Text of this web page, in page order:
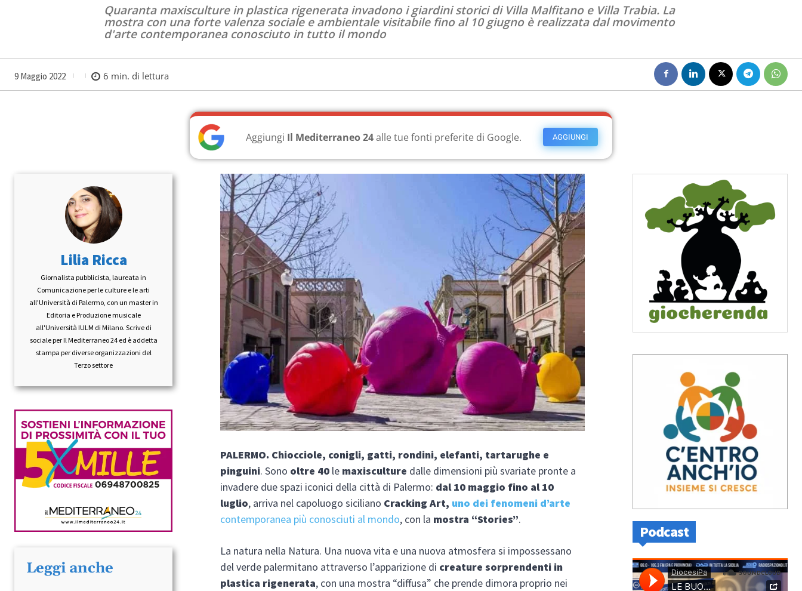
Quaranta maxisculture in plastica rigenerata invadono i giardini storici di Villa Malfitano e Villa Trabia. La
mostra con una forte valenza sociale e ambientale visitabile fino al 10 giugno è realizzata dal movimento
d'arte contemporanea conosciuto in tutto il mondo
9 Maggio 2022 6 min. di lettura
AGGIUNGI
Aggiungi Il Mediterraneo 24alle tue fonti preferite di Google.
Lilia Ricca
Giornalista pubblicista, laureata in
Comunicazione per le culture e le arti
all'Università di Palermo, con un master in
Editoria e Produzione musicale
all'Università IULM di Milano. Scrive di
sociale per Il Mediterraneo 24 ed è addetta
stampa per diverse organizzazioni del
Terzo settore
Leggi anche
PALERMO. Chiocciole, conigli, gatti, rondini, elefanti, tartarughe e
pinguini. Sono oltre 40 le maxisculture dalle dimensioni più svariate pronte a
invadere due spazi iconici della città di Palermo: dal 10 maggio fino al 10
luglio, arriva nel capoluogo siciliano Cracking Art, uno dei fenomeni d’arte
contemporanea più conosciuti al mondo, con la mostra “Stories”.
La natura nella Natura. Una nuova vita e una nuova atmosfera si impossessano
del verde palermitano attraverso l’apparizione di creature sorprendenti in
plastica rigenerata, con una mostra “diffusa” che prende dimora proprio nei
Podcast